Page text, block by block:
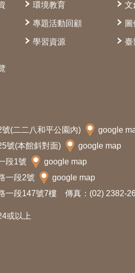
環境教育
專題活動回顧
學習資源
文
臺
(二二八和平公園內)
google
號(本館斜對面)
google map
段1號
google map
一段2號
google map
一段147號7樓 傳真：(02) 2382-
或以上